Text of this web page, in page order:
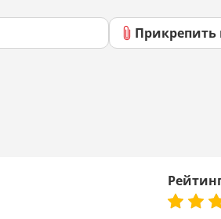
Генератор html-кода
Должностная инструкция